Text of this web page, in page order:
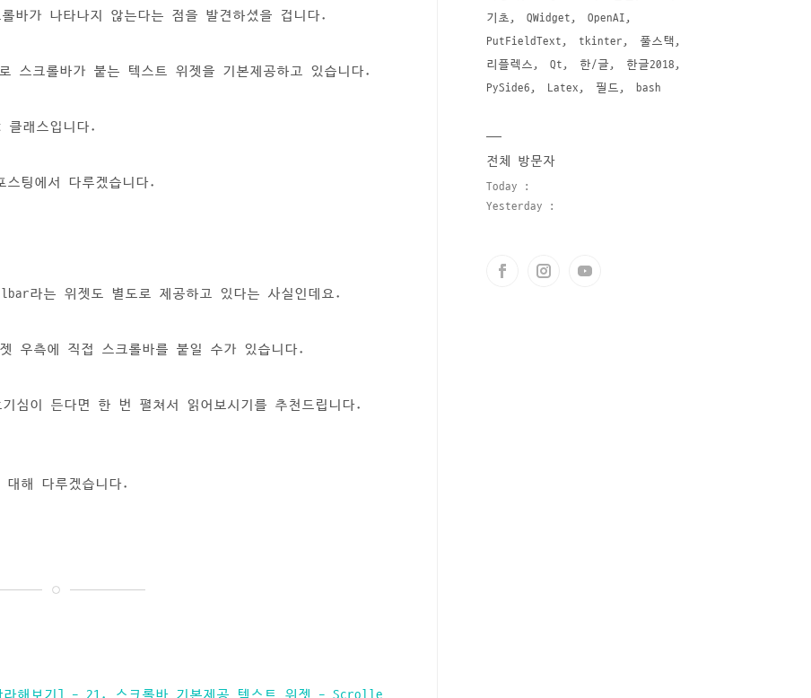
바가 나타나지 않는다는 점을 발견하셨을 겁니다.
크롤바가 붙는 텍스트 위젯을 기본제공하고 있습니다.
래스입니다.
팅에서 다루겠습니다.
라는 위젯도 별도로 제공하고 있다는 사실인데요.
우측에 직접 스크롤바를 붙일 수가 있습니다.
심이 든다면 한 번 펼쳐서 읽어보시기를 추천드립니다.
해 다루겠습니다.
해보기] - 21. 스크롤바 기본제공 텍스트 위젯 - Scrolle
기초
QWidget
OpenAI
PutFieldText
tkinter
풀스택
리플렉스
Qt 한/글
한글2018
PySide6
Latex 필드 bash
전체 방문자
Today :
Yesterday :